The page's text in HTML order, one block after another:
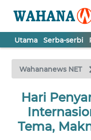
Utama Serba-serbi
Wahananews NET
Hari
Tema,
TV
Tutup
UTAMA
SERBA-
SERBI